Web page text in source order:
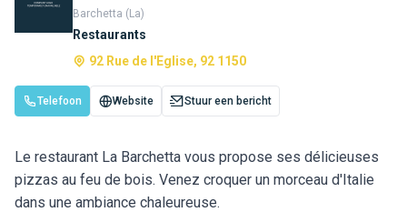
Barchetta (La)
Restaurants
92 Rue de l'Eglise, 92 1150
Telefoon Website Stuur een bericht
Le restaurant La Barchetta vous propose ses délicieuses
pizzas au feu de bois. Venez croquer un morceau d'Italie
dans une ambiance chaleureuse.